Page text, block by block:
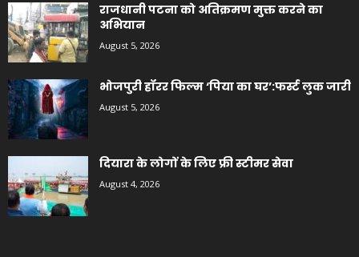
राजधानी पटना को अतिक्रमण मुक्त करने का
अभियान
August 5, 2026
भोजपुरी हॉरर फिल्म ‘पिया का घर’:फर्स्ट लुक जारी
August 5, 2026
दियारा के लोगों के लिए फ्री स्टीमर सेवा
August 4, 2026